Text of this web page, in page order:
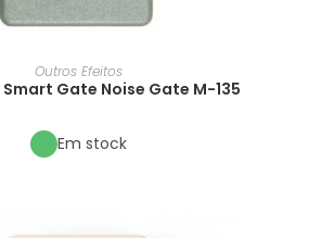
Outros Efeitos
Smart Gate Noise Gate M-135
Em stock